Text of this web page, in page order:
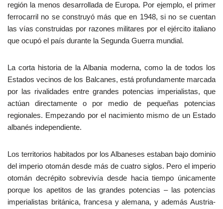
región la menos desarrollada de Europa. Por ejemplo, el primer
ferrocarril no se construyó más que en 1948, si no se cuentan
las vías construidas por razones militares por el ejército italiano
que ocupó el país durante la Segunda Guerra mundial.
La corta historia de la Albania moderna, como la de todos los
Estados vecinos de los Balcanes, está profundamente marcada
por las rivalidades entre grandes potencias imperialistas, que
actúan directamente o por medio de pequeñas potencias
regionales. Empezando por el nacimiento mismo de un Estado
albanés independiente.
Los territorios habitados por los Albaneses estaban bajo dominio
del imperio otomán desde más de cuatro siglos. Pero el imperio
otomán decrépito sobrevivía desde hacia tiempo únicamente
porque los apetitos de las grandes potencias – las potencias
imperialistas británica, francesa y alemana, y además Austria-